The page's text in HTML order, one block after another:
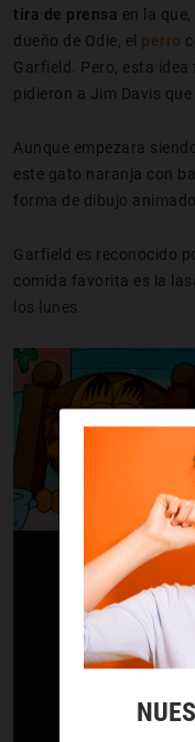
tira de prensa en la
dueño de Odie, el perro
Garfield. Pero, esta
pidieron a Jim Davis
Aunque empezara
este gato naranja con
forma de dibujo animado.
Garfield es reconocido
comida favorita es la
los lunes.